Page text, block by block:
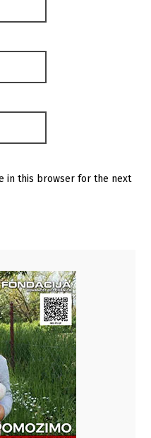
in this browser for the next